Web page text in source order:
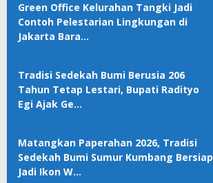
Green Office Kelurahan Tangki Jadi
Contoh Pelestarian Lingkungan di
Jakarta Bara…
Tradisi Sedekah Bumi Berusia 206
Tahun Tetap Lestari, Bupati Radityo
Egi Ajak Ge…
Matangkan Paperahan 2026, Tradisi
Sedekah Bumi Sumur Kumbang Bersiap
Jadi Ikon W…